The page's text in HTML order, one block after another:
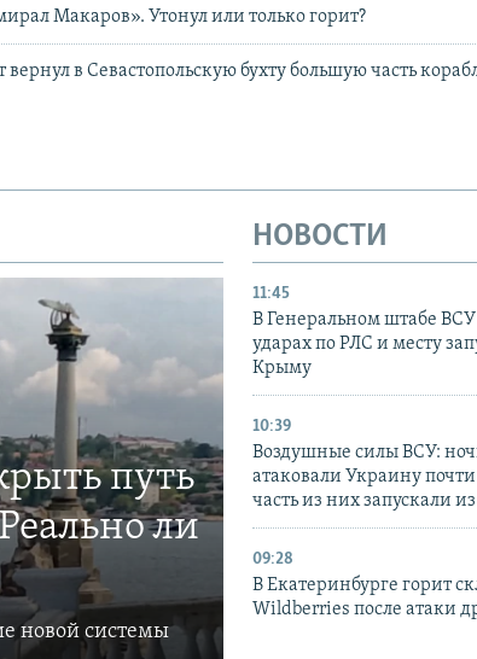
Макаров». Утонул или только горит?
в Севастопольскую бухту большую часть
путь
ли
новой системы
НОВОСТИ
11:45
В Генеральном штабе ВСУ
ударах по РЛС и месту
Крыму
10:39
Воздушные силы ВСУ:
атаковали Украину
часть из них запускали
09:28
В Екатеринбурге горит
Wildberries после атаки